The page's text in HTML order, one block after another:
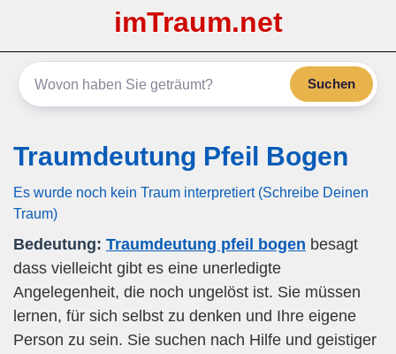
imTraum.net
Suchen
Traumdeutung Pfeil Bogen
Es wurde noch kein Traum interpretiert (Schreibe Deinen
Traum)
Bedeutung: Traumdeutung pfeil bogen besagt
dass vielleicht gibt es eine unerledigte
Angelegenheit, die noch ungelöst ist. Sie müssen
lernen, für sich selbst zu denken und Ihre eigene
Person zu sein. Sie suchen nach Hilfe und geistiger